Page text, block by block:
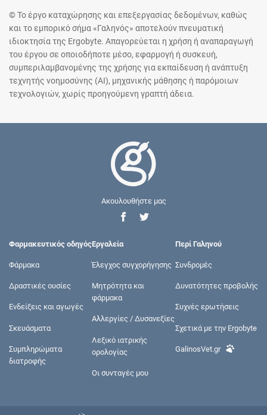
© Το έργο καταχώρησης και επεξεργασίας δεδομένων, καθώς
και το εμπορικό σήμα «Γαληνός» αποτελούν πνευματική
ιδιοκτησία της Ergobyte. Απαγορεύεται η χρήση ή αναπαραγωγή
του έργου σε οποιοδήποτε μέσο, εφαρμογή ή συσκευή,
συμπεριλαμβανομένης της χρήσης για εκπαίδευση ή ανάπτυξη
τεχνητής νοημοσύνης (AI), μηχανικής μάθησης ή παρόμοιων
τεχνολογιών, χωρίς προηγούμενη γραπτή άδεια.
Ακουλουθήστε μας
Φαρμακευτικός οδηγός
Φάρμακα
Δραστικές ουσίες
Ενδείξεις και αγωγές
Σκευάσματα
Συμπληρώματα
διατροφής
Εργαλεία
Έλεγχος συγχορήγησης
Μητρότητα και
φάρμακα
Αλλεργίες / Δυσανεξίες
Λεξικό ιατρικής
ορολογίας
Οι συνταγές μου
Περί Γαληνού
Συνδρομές
Δυνατότητες προβολής
Συχνές ερωτήσεις
Σχετικά με την Ergobyte
GalinosVet.gr